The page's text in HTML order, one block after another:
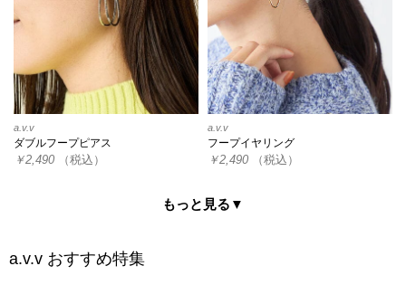
a.v.v
ダブルフープピアス
￥2,490 （税込）
a.v.v
フープイヤリング
￥2,490 （税込）
もっと見る▼
a.v.v おすすめ特集